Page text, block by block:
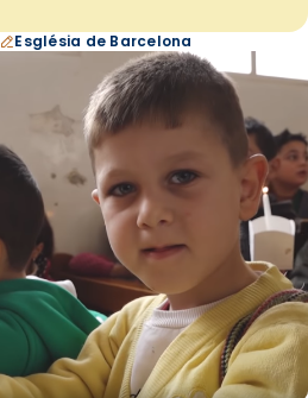
Església de Barcelona